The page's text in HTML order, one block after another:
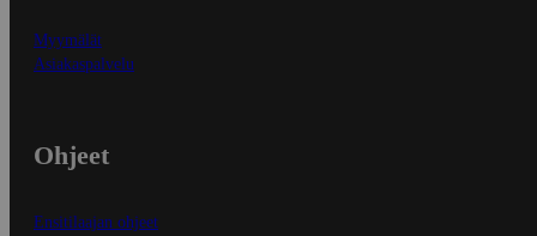
Myymälät
Asiakaspalvelu
Ohjeet
Ensitilaajan ohjeet